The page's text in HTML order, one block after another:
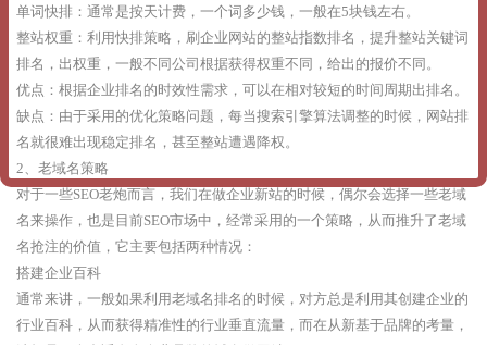
单词快排：通常是按天计费，一个词多少钱，一般在5块钱左右。
整站权重：利用快排策略，刷企业网站的整站指数排名，提升整站关键词
排名，出权重，一般不同公司根据获得权重不同，给出的报价不同。
优点：根据企业排名的时效性需求，可以在相对较短的时间周期出排名。
缺点：由于采用的优化策略问题，每当搜索引擎算法调整的时候，网站排
名就很难出现稳定排名，甚至整站遭遇降权。
2、老域名策略
对于一些SEO老炮而言，我们在做企业新站的时候，偶尔会选择一些老域
名来操作，也是目前SEO市场中，经常采用的一个策略，从而推升了老域
名抢注的价值，它主要包括两种情况：
搭建企业百科
通常来讲，一般如果利用老域名排名的时候，对方总是利用其创建企业的
行业百科，从而获得精准性的行业垂直流量，而在从新基于品牌的考量，